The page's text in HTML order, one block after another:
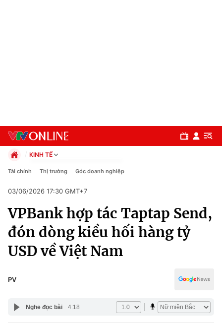
Chuyên mục
Chính trị
Xã hội
Pháp luật
Y tế
KINH TẾ
Chính trị
Pháp luật
Kinh tế
Thể thao
Truyền hình
Văn hóa - Giải trí
Tài chính Thị trường Góc doanh nghiệp
03/06/2026 17:30 GMT+7
VPBank hợp tác Taptap Send,
đón dòng kiều hối hàng tỷ
USD về Việt Nam
PV
Nghe đọc bài 4:18